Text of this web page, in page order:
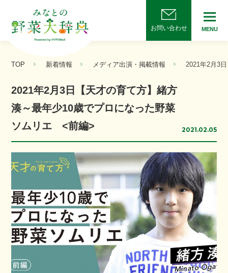
お問い合わせ MENU
TOP 新着情報 メディア出演・掲載情報 2021年2月3
2021年2月3日【天才の育て方】緒方
湊～最年少10歳でプロになった野菜
ソムリエ <前編>
2021.02.05